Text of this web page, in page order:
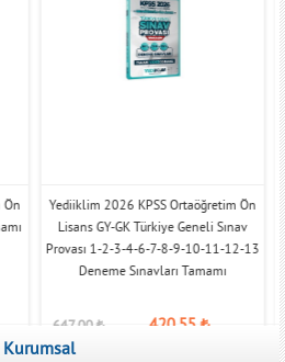
Ön
Yediiklim 2026 KPSS Ortaöğretim Ön
Lisans GY-GK Türkiye Geneli Sınav
Provası 1-2-3-4-6-7-8-9-10-11-12-13
Deneme Sınavları Tamamı
647,00₺ 420,55₺
Kurumsal